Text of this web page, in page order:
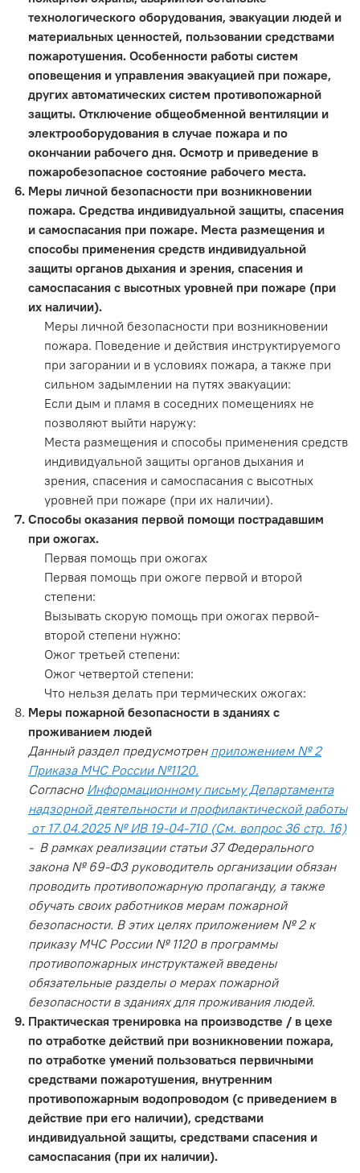
технологического оборудования, эвакуации людей и
материальных ценностей, пользовании средствами
пожаротушения. Особенности работы систем
оповещения и управления эвакуацией при пожаре,
других автоматических систем противопожарной
защиты. Отключение общеобменной вентиляции и
электрооборудования в случае пожара и по
окончании рабочего дня. Осмотр и приведение в
пожаробезопасное состояние рабочего места.
Меры личной безопасности при возникновении
пожара. Средства индивидуальной защиты, спасения
и самоспасания при пожаре. Места размещения и
способы применения средств индивидуальной
защиты органов дыхания и зрения, спасения и
самоспасания с высотных уровней при пожаре (при
их наличии).
Меры личной безопасности при возникновении
пожара. Поведение и действия инструктируемого
при загорании и в условиях пожара, а также при
сильном задымлении на путях эвакуации:
Если дым и пламя в соседних помещениях не
позволяют выйти наружу:
Места размещения и способы применения средств
индивидуальной защиты органов дыхания и
зрения, спасения и самоспасания с высотных
уровней при пожаре (при их наличии).
Способы оказания первой помощи пострадавшим
при ожогах.
Первая помощь при ожогах
Первая помощь при ожоге первой и второй
степени:
Вызывать скорую помощь при ожогах первой-
второй степени нужно:
Ожог третьей степени:
Ожог четвертой степени:
Что нельзя делать при термических ожогах:
Меры пожарной безопасности в зданиях с
проживанием людей
Данный раздел предусмотрен приложением № 2
Приказа МЧС России №1120.
Согласно Информационному письму Департамента
надзорной деятельности и профилактической работы
от 17.04.2025 № ИВ 19-04-710 (См. вопрос 36 стр. 16)
- В рамках реализации статьи 37 Федерального
закона № 69-ФЗ руководитель организации обязан
проводить противопожарную пропаганду, а также
обучать своих работников мерам пожарной
безопасности. В этих целях приложением № 2 к
приказу МЧС России № 1120 в программы
противопожарных инструктажей введены
обязательные разделы о мерах пожарной
безопасности в зданиях для проживания людей.
Практическая тренировка на производстве / в цехе
по отработке действий при возникновении пожара,
по отработке умений пользоваться первичными
средствами пожаротушения, внутренним
противопожарным водопроводом (с приведением в
действие при его наличии), средствами
индивидуальной защиты, средствами спасения и
самоспасания (при их наличии).